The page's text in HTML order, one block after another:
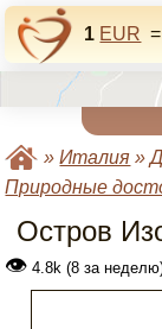
1 EUR =
»Италия »
Природные
Остров
👁 4.8k (8 за